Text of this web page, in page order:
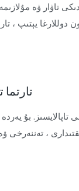
قىلغان سانلىق مەلۇمات سودا مىنىستىرلىكى 4-چېسلا مال
تاپالايسىز. بۇ
، تەننەرخى